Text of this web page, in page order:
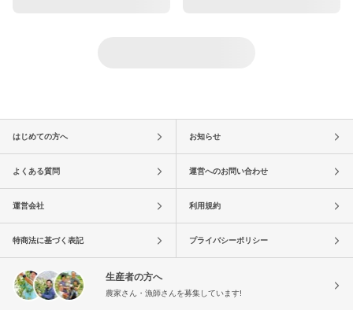
はじめての方へ お知らせ
よくある質問 運営へのお問い合わせ
運営会社 利用規約
特商法に基づく表記 プライバシーポリシー
生産者の方へ
農家さん・漁師さんを募集しています!